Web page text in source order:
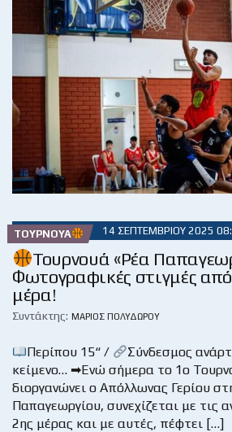
ΤΟΥΡΝΟΥΆ 14 ΣΕΠΤΕΜΒΡΊΟΥ 2025
Τουρνουά «Ρέα
Φωτογραφικές στιγμές
μέρα!
Συντάκτης: ΜΆΡΙΟΣ ΠΟΛΥΔΏΡΟΥ
Περίπου 15“ /
Σύνδεσμος
κείμενο… ➡Ενώ σήμερα το 1ο
διοργανώνει ο Απόλλωνας Γερίου
Παπαγεωργίου, συνεχίζεται με τις
2ης μέρας και με αυτές, πέφτει […]